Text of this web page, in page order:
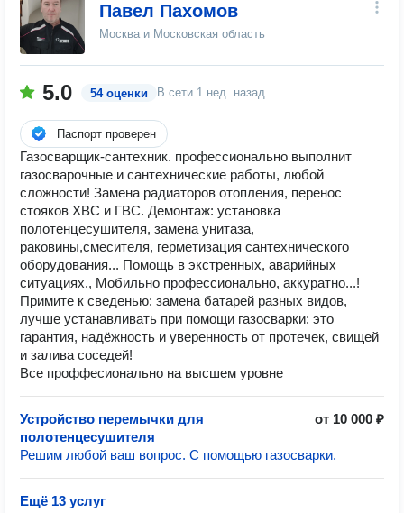
Павел Пахомов
Москва и Московская область
5.0 54 оценки В сети 1 нед. назад
Паспорт проверен
Газосварщик-сантехник. профессионально выполнит
газосварочные и сантехнические работы, любой
сложности! Замена радиаторов отопления, перенос
стояков ХВС и ГВС. Демонтаж: установка
полотенцесушителя, замена унитаза,
раковины,смесителя, герметизация сантехнического
оборудования... Помощь в экстренных, аварийных
ситуациях., Мобильно профессионально, аккуратно...!
Примите к сведенью: замена батарей разных видов,
лучше устанавливать при помощи газосварки: это
гарантия, надёжность и уверенность от протечек, свищей
и залива соседей!
Все проффесионально на высшем уровне
Устройство перемычки для
полотенцесушителя
от 10 000 ₽
Решим любой ваш вопрос. С помощью газосварки.
Ещё 13 услуг